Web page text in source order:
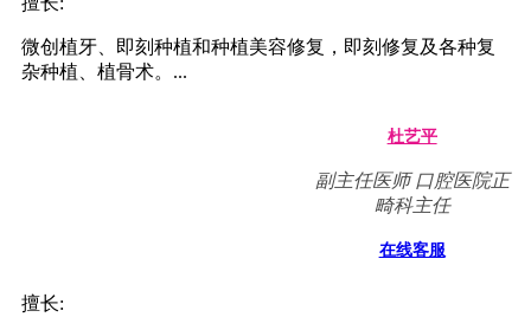
微创植牙、即刻种植和种植美容修复，即刻修复及各种复
杂种植、植骨术。...
杜艺平
副主任医师 口腔医院正
畸科主任
在线客服
擅长: